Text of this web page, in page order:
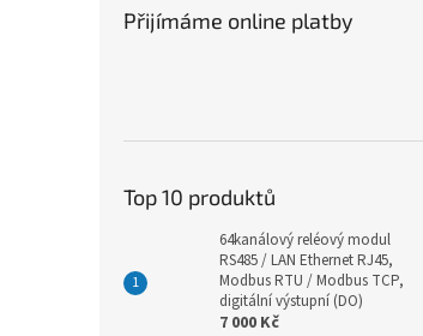
Přijímáme online platby
Top 10 produktů
64kanálový reléový modul
RS485 / LAN Ethernet RJ45,
Modbus RTU / Modbus TCP,
digitální výstupní (DO)
7 000 Kč